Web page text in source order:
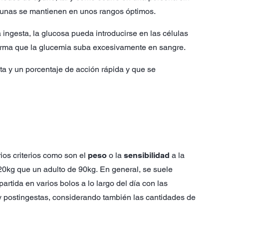
se mantienen en unos rangos óptimos.
la glucosa pueda introducirse en las células
que la glucemia suba excesivamente en sangre.
y un porcentaje de acción rápida y que se
criterios como son el peso o la sensibilidad a la
que un adulto de 90kg. En general, se suele
en varios bolos a lo largo del día con las
postingestas, considerando también las cantidades de